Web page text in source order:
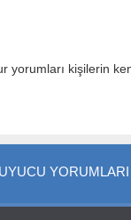
yorumları kişilerin
YORUMLARI